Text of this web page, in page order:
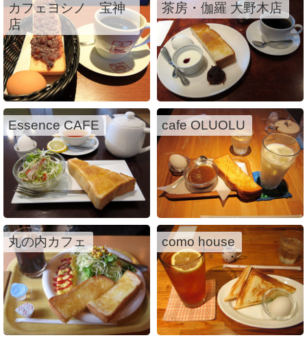
カフェヨシノ 宝神
店
茶房・伽羅 大野木店
Essence CAFE cafe OLUOLU
丸の内カフェ como house